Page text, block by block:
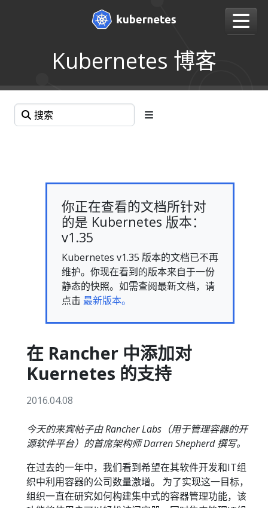
Kubernetes 博客
你正在查看的文档所针对
的是 Kubernetes 版本：
v1.35
Kubernetes v1.35 版本的文档已不再
维护。你现在看到的版本来自于一份
静态的快照。如需查阅最新文档，请
点击 最新版本。
在 Rancher 中添加对
Kuernetes 的支持
2016.04.08
今天的来宾帖子由 Rancher Labs（用于管理容器的开
源软件平台）的首席架构师 Darren Shepherd 撰写。
在过去的一年中，我们看到希望在其软件开发和IT组
织中利用容器的公司数量激增。 为了实现这一目标，
组织一直在研究如何构建集中式的容器管理功能，该